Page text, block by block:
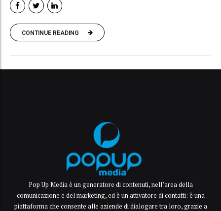
CONTINUE READING
Pop Up Media è un generatore di contenuti, nell’area della
comunicazione e del marketing, ed è un attivatore di contatti: è una
piattaforma che consente alle aziende di dialogare tra loro, grazie a